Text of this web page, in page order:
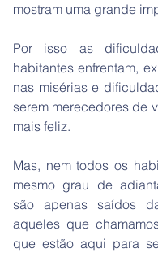
mostram uma grande
Por isso as
habitantes enfrentam,
nas misérias e
serem merecedores de
mais feliz.
Mas, nem todos os
mesmo grau de
são apenas saídos
aqueles que
que estão aqui para